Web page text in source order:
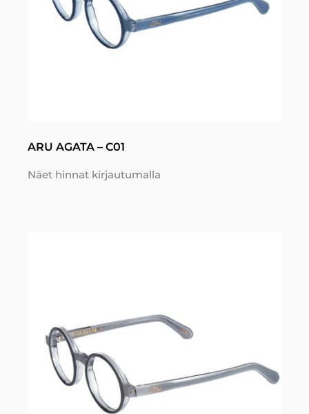
ARU AGATA – C01
Näet hinnat kirjautumalla